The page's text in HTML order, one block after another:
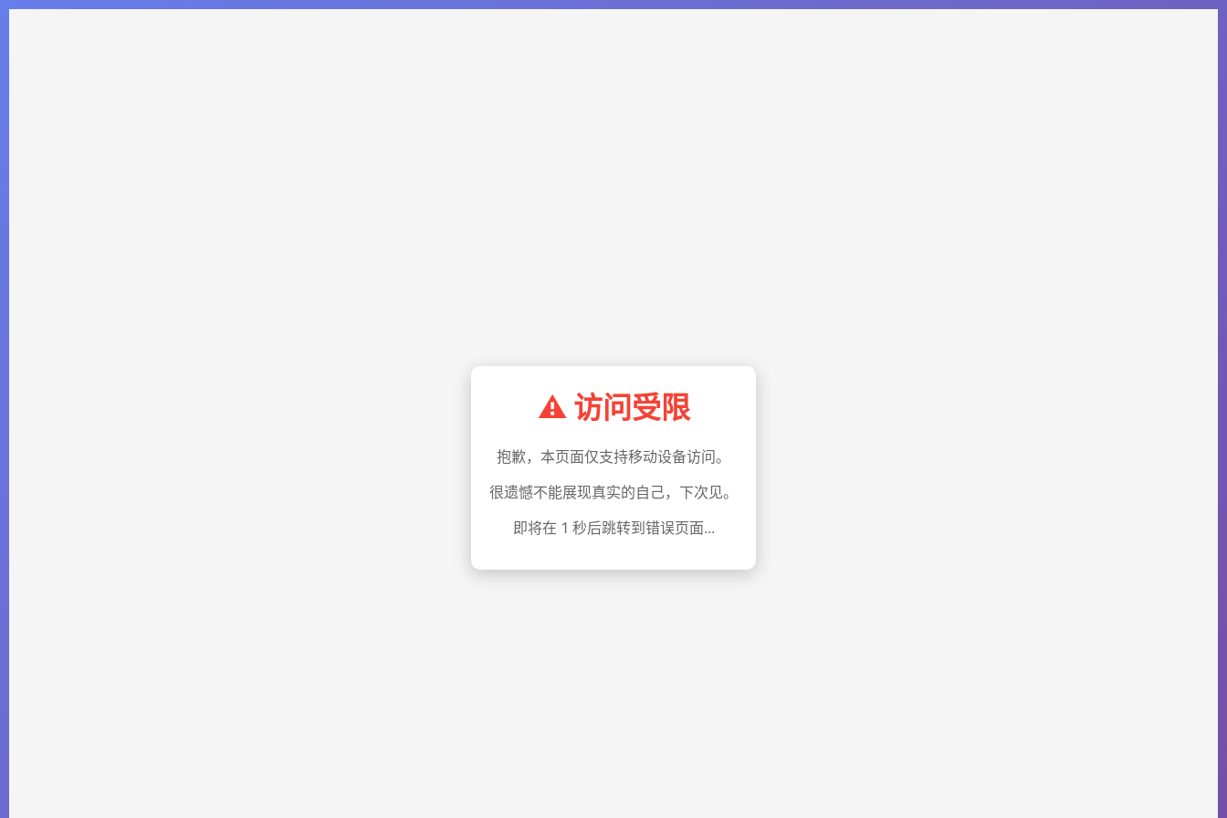
⚠️ 访问受限
抱歉，本页面仅支持移动设备访问。
很遗憾不能展现真实的自己，下次见。
即将在 1 秒后跳转到错误页面...